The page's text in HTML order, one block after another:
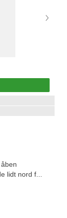
lidt nord f...